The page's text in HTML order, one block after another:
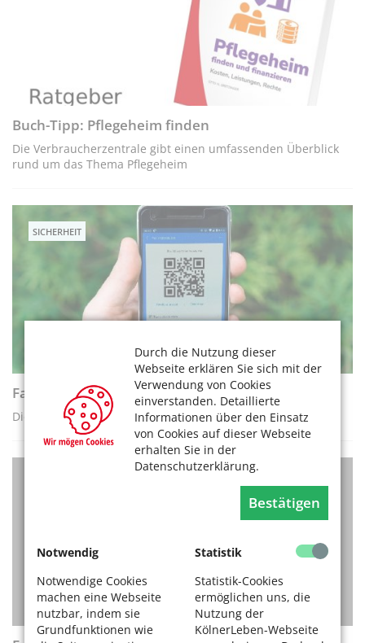
Durch die Nutzung dieser
Webseite erklären Sie sich mit der
Verwendung von Cookies
einverstanden. Detaillierte
Informationen über den Einsatz
von Cookies auf dieser Webseite
erhalten Sie in der
Datenschutzerklärung.
Bestätigen
Notwendig
Notwendige Cookies
machen eine Webseite
nutzbar, indem sie
Grundfunktionen wie
Statistik
Statistik-Cookies
ermöglichen uns, die
Nutzung der
KölnerLeben-Webseite
Buch-Tipp: Pflegeheim finden
Die Verbraucherzentrale gibt einen umfassenden Überblick
rund um das Thema Pflegeheim
SICHERHEIT
Falsche QR-Codes an Parkscheinautomaten
Die Stadt Köln warnt vor Betrugsmasche beim Parken